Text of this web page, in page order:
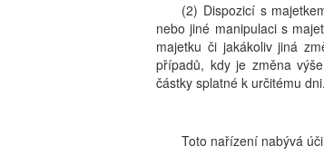
(2) Dispozicí s
nebo jiné manipulaci s
majetku či jakákoliv jiná
případů, kdy je změna
částky splatné k určitému dni.
Toto nařízení nabývá